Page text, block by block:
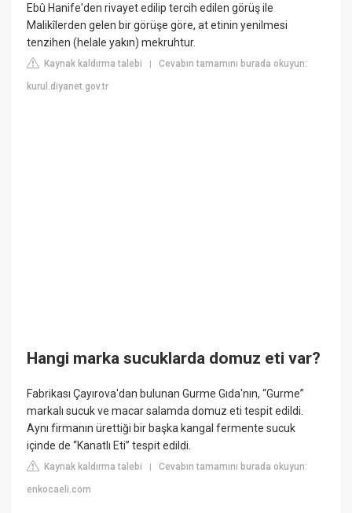
Ebû Hanife'den rivayet edilip tercih edilen görüş ile
Malikîlerden gelen bir görüşe göre, at etinin yenilmesi
tenzihen (helale yakın) mekruhtur.
Kaynak kaldırma talebi |Cevabın tamamını burada okuyun:
kurul.diyanet.gov.tr
Hangi marka sucuklarda domuz eti var?
Fabrikası Çayırova'dan bulunan Gurme Gıda'nın, “Gurme”
markalı sucuk ve macar salamda domuz eti tespit edildi.
Aynı firmanın ürettiği bir başka kangal fermente sucuk
içinde de “Kanatlı Eti” tespit edildi.
Kaynak kaldırma talebi |Cevabın tamamını burada okuyun:
enkocaeli.com